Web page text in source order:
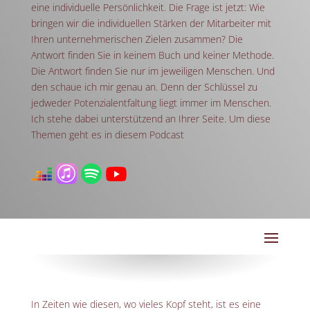
eine individuelle Persönlichkeit. Die Frage ist jetzt: Wie
bringen wir die individuellen Stärken der Mitarbeiter mit
Ihren unternehmerischen Zielen zusammen? Die
Antwort finden Sie in keinem Buch und keiner Methode.
Die Antwort finden Sie nur im jeweiligen Menschen. Und
den schaue ich mir genau an. Denn der Schlüssel zu
jedweder Potenzialentfaltung liegt immer im Menschen.
Ich stehe dabei unterstützend an Ihrer Seite. Um diese
Themen geht es in diesem Podcast
In Zeiten wie diesen, wo vieles Kopf steht, ist es eine